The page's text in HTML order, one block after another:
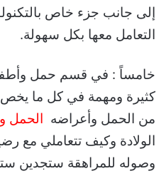
إلى جانب جزء خاص
التعامل معها بكل سهولة.
خامساً : في قسم حمل
كثيرة ومهمة في كل ما يخص
من الحمل وأعراضه الحمل
الولادة وكيف تتعاملي مع
وصوله للمراهقة ستجدين